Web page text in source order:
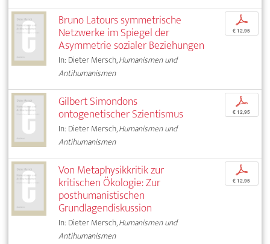
Bruno Latours symmetrische
Netzwerke im Spiegel der
Asymmetrie sozialer Beziehungen
In: Dieter Mersch,Humanismen und
Antihumanismen
p
€ 12,95
Gilbert Simondons
ontogenetischer Szientismus
In: Dieter Mersch,Humanismen und
Antihumanismen
p
€ 12,95
Von Metaphysikkritik zur
kritischen Ökologie: Zur
posthumanistischen
Grundlagendiskussion
In: Dieter Mersch,Humanismen und
Antihumanismen
p
€ 12,95